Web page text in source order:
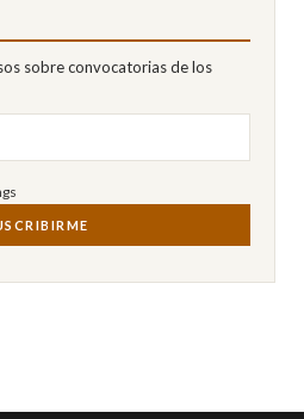
sobre convocatorias de los